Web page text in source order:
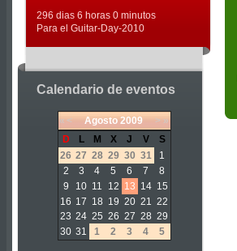
296 dias 6 horas 0 minutos
Para el Guitar-Day-2010
Calendario de eventos
« < Agosto 2009 > »
D
L M X J V
S
26 27 28 29 30 31
1
2
3 4 5 6 7
8
9
10 11 12 13 14 15
16 17 18 19 20 21
22
23 24 25 26 27 28 29
30 31 1 2 3 4 5